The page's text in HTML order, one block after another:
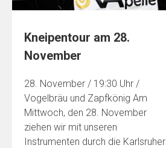
Kneipentour am 28.
November
28. November / 19:30 Uhr /
Vogelbräu und Zapfkönig Am
Mittwoch, den 28. November
ziehen wir mit unseren
Instrumenten durch die Karlsruher